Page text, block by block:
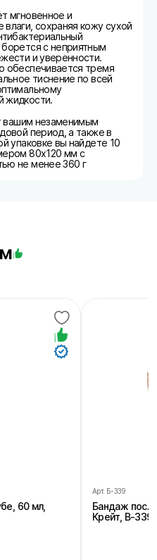
мгновенное и
сохраняя кожу сухой
с неприятным
и уверенности.
обеспечивается тремя
тиснение по всей
жидкости.
вашим незаменимым
период, а также в
упаковке вы найдете 10
80х120 мм с
не менее 360 г
60 мл,
Арт. Б-339
Бандаж
Крейт, В-